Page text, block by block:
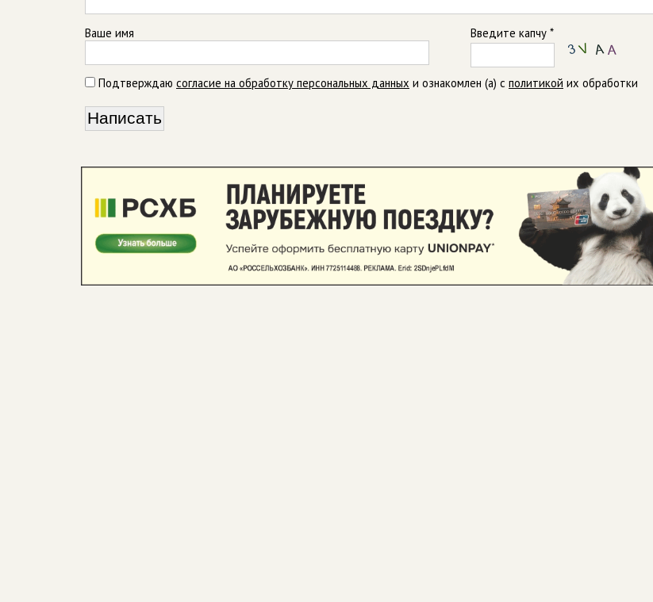
Ваше имя Введите капчу *
Подтверждаю согласие на обработку персональных данных и ознакомлен (а) с политикой их обработки